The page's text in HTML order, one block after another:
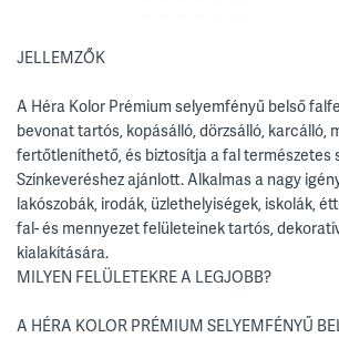
JELLEMZŐK
A Héra Kolor Prémium selyemfényű belső
bevonat tartós, kopásálló, dörzsálló, karcálló,
fertőtleníthető, és biztosítja a fal természetes
Színkeveréshez ajánlott. Alkalmas a nagy
lakószobák, irodák, üzlethelyiségek, iskolák,
fal- és mennyezet felületeinek tartós,
kialakítására.
MILYEN FELÜLETEKRE A LEGJOBB?
A HÉRA KOLOR PRÉMIUM SELYEMFÉNYŰ